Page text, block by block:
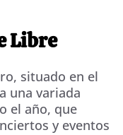
Libre
situado en el
una variada
el año, que
y eventos